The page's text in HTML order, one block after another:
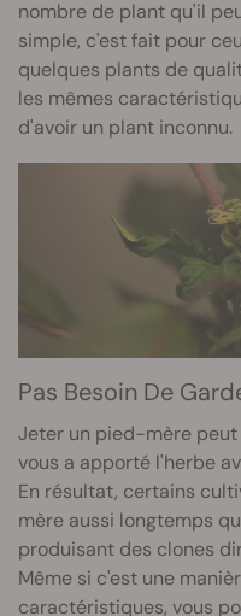
nombre de plant qu'il
simple, c'est fait pour
quelques plants de
les mêmes
d'avoir un plant inconnu.
Pas Besoin De
Jeter un pied-mère
vous a apporté l'herbe
En résultat, certains
mère aussi longtemps
produisant des clones
Même si c'est une
caractéristiques, vous